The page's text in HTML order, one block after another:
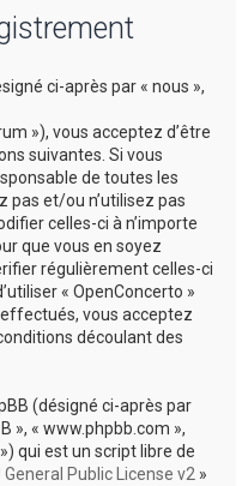
ci-après par « nous »,
»), vous acceptez d’être
suivantes. Si vous
de toutes les
pas et/ou n’utilisez pas
celles-ci à n’importe
que vous en soyez
régulièrement celles-ci
« OpenConcerto »
vous acceptez
découlant des
(désigné ci-après par
», « www.phpbb.com »,
qui est un script libre de
General Public License v2 »